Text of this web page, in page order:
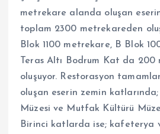
metrekare alanda oluşan
toplam 2300 metrekareden
Blok 1100 metrekare, B Blok
Teras Altı Bodrum Kat da
oluşuyor. Restorasyon
oluşan eserin zemin
Müzesi ve Mutfak Kültürü
Birinci katlarda ise; kafeterya